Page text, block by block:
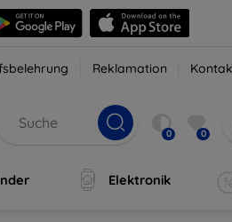
Reklamation
0 0
Elektronik